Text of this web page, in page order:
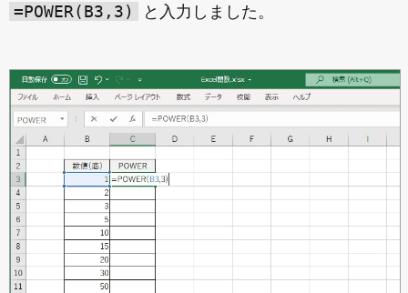
=POWER(B3,3) と入力しました。